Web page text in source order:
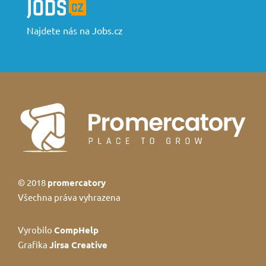
Najdete nás na Jobs.cz
© 2018 promercatory
Všechna práva vyhrazena
Vyrobilo CompHelp
Grafika Jirsa Creative